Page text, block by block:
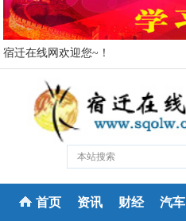
宿迁在线网欢迎您~！
首页 资讯 财经 汽车